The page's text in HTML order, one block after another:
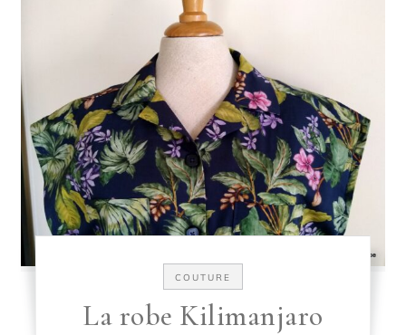
COUTURE
La robe Kilimanjaro